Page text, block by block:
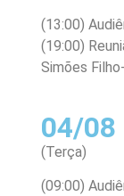
(13:00)
(19:00)
Simões
04/08
(Terça)
(09:00)